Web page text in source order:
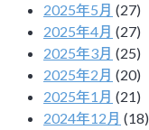
2025年5月 (27)
2025年4月 (27)
2025年3月 (25)
2025年2月 (20)
2025年1月 (21)
2024年12月 (18)